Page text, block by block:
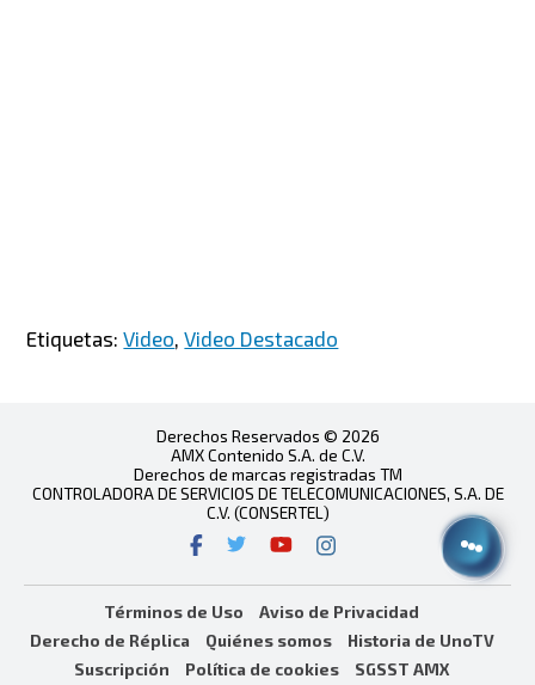
Etiquetas:Video,Video Destacado
Derechos Reservados © 2026
AMX Contenido S.A. de C.V.
Derechos de marcas registradas TM
CONTROLADORA DE SERVICIOS DE TELECOMUNICACIONES, S.A. DE
C.V. (CONSERTEL)
Términos de Uso
Aviso de Privacidad
Derecho de Réplica
Quiénes somos
Historia de UnoTV
Suscripción
Política de cookies SGSST AMX